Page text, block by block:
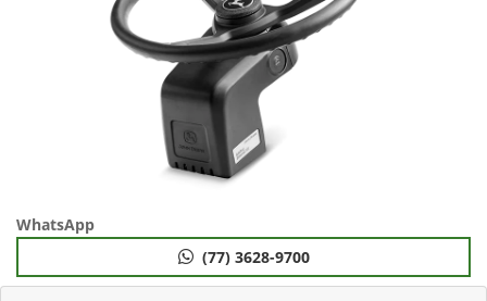
WhatsApp
(77) 3628-9700